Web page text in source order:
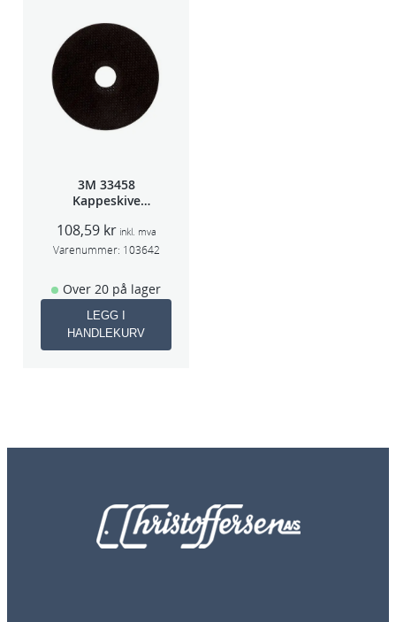
3M 33458
Kappeskive
5stk/pk pris/stk
108,59 kr inkl. mva
Varenummer: 103642
Over 20 på lager
LEGG I
HANDLEKURV